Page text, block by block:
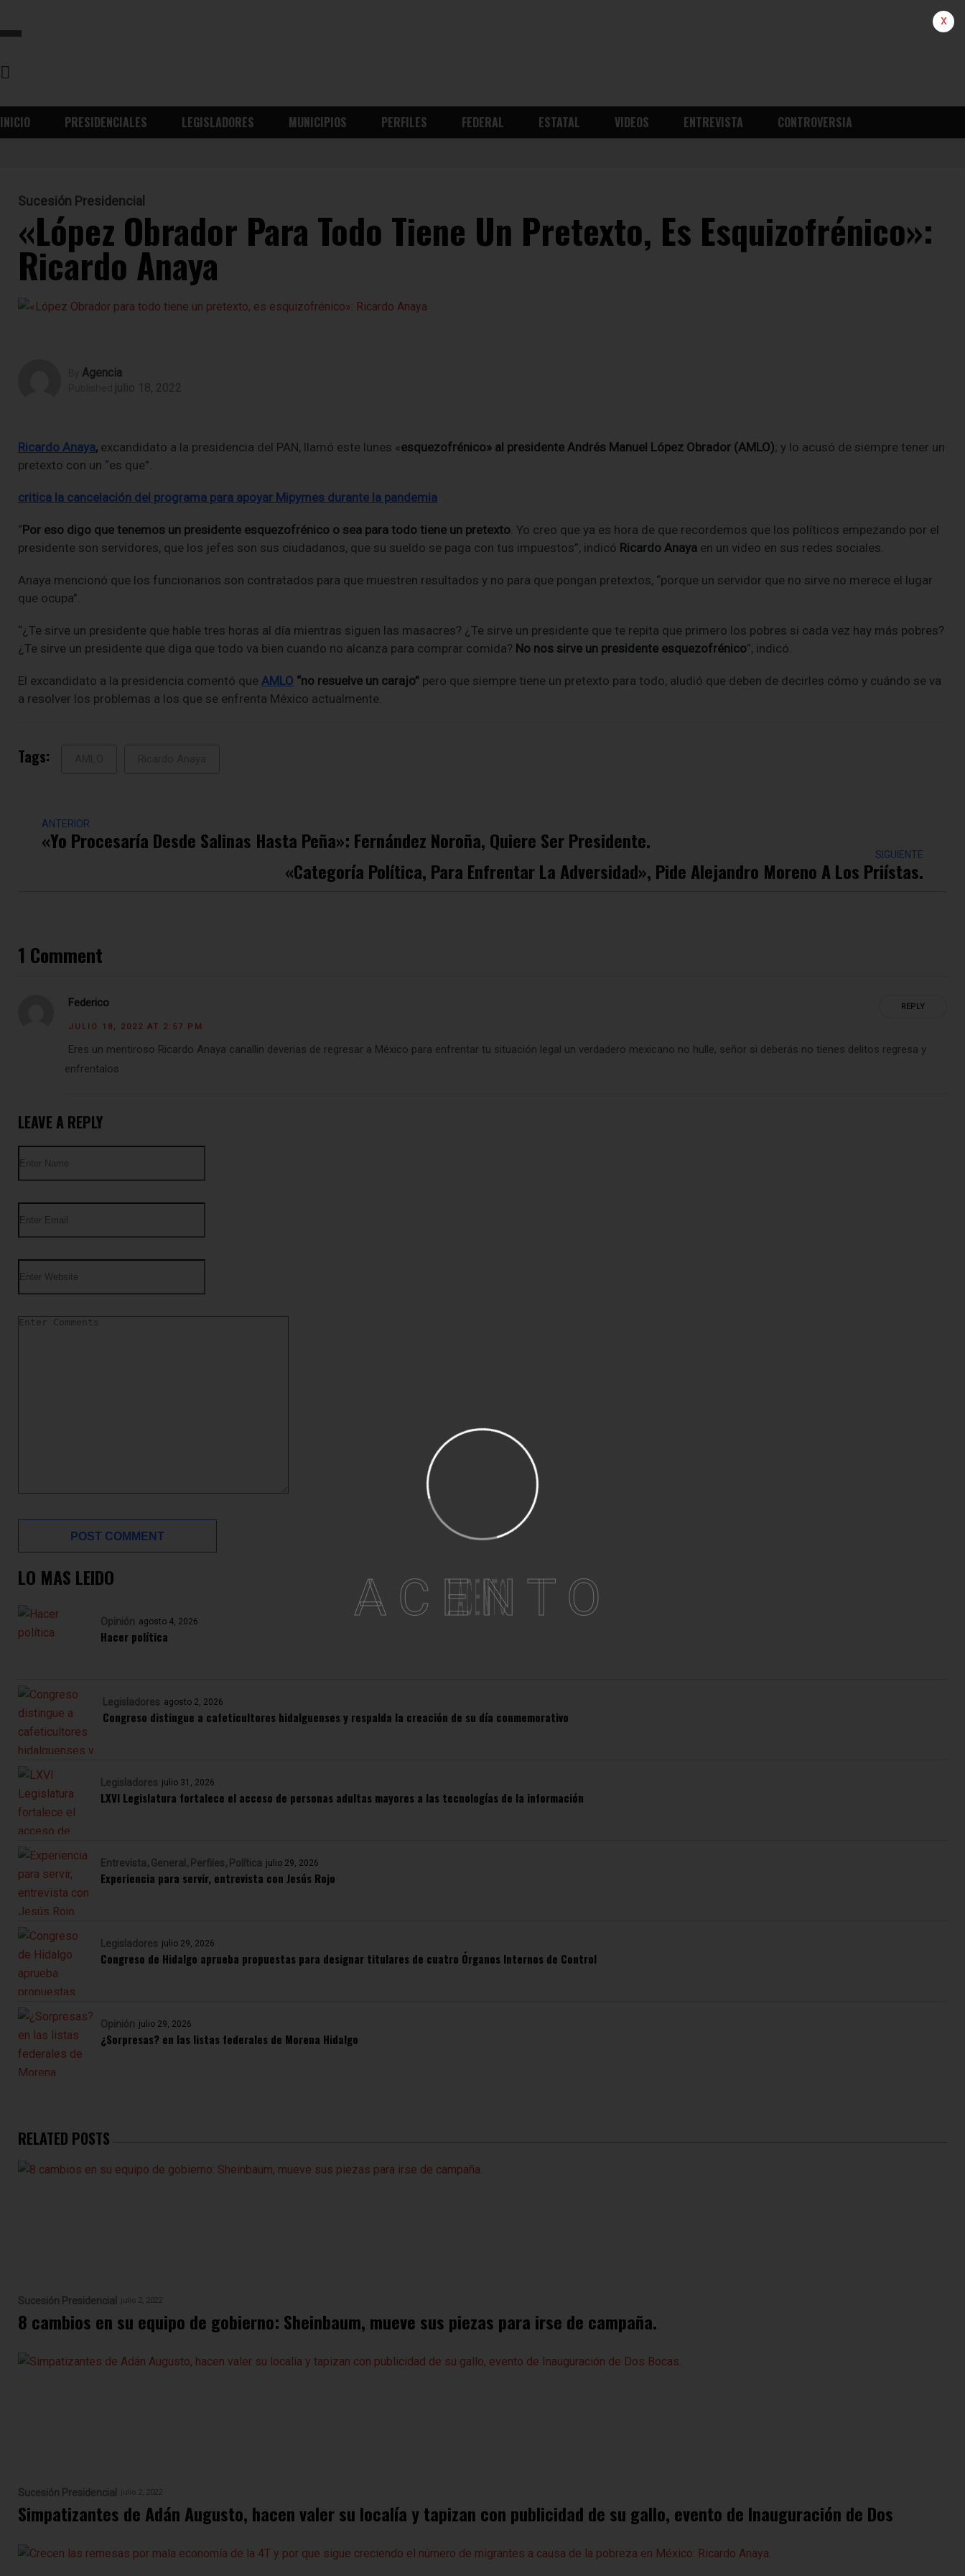
x
ACENTO
INICIO PRESIDENCIALES LEGISLADORES MUNICIPIOS PERFILES FEDERAL ESTATAL VIDEOS ENTREVISTA CONTROVERSIA
Sucesión Presidencial
«López Obrador Para Todo Tiene Un Pretexto, Es Esquizofrénico»:
Ricardo Anaya
Agencia
julio 18, 2022
Ricardo Anaya, excandidato a la presidencia del PAN, llamó este lunes «esquezofrénico» al presidente Andrés Manuel López Obrador (AMLO); y lo acusó de siempre tener un
pretexto con un “es que”.
critica la cancelación del programa para apoyar Mipymes durante la pandemia
“Por eso digo que tenemos un presidente esquezofrénico o sea para todo tiene un pretexto . Yo creo que ya es hora de que recordemos que los políticos empezando por el
presidente son servidores, que los jefes son sus ciudadanos, que su sueldo se paga con tus impuestos”, indicó Ricardo Anaya en un video en sus redes sociales.
Anaya mencionó que los funcionarios son contratados para que muestren resultados y no para que pongan pretextos, “porque un servidor que no sirve no merece el lugar
que ocupa”.
“¿Te sirve un presidente que hable tres horas al día mientras siguen las masacres? ¿Te sirve un presidente que te repita que primero los pobres si cada vez hay más pobres?
¿Te sirve un presidente que diga que todo va bien cuando no alcanza para comprar comida? No nos sirve un presidente esquezofrénico”, indicó.
El excandidato a la presidencia comentó que AMLO “no resuelve un carajo” pero que siempre tiene un pretexto para todo, aludió que deben de decirles cómo y cuándo se va
a resolver los problemas a los que se enfrenta México actualmente.
Tags:
ANTERIOR
«Yo Procesaría Desde Salinas Hasta Peña»: Fernández Noroña, Quiere Ser Presidente.
SIGUIENTE
«Categoría Política, Para Enfrentar La Adversidad», Pide Alejandro Moreno A Los Priístas.
1 Comment
REPLY
Federico
JULIO 18, 2022 AT 2:57 PM
Eres un mentiroso Ricardo Anaya canallin deverias de regresar a México para enfrentar tu situación legal un verdadero mexicano no hulle, señor si deberás no tienes delitos regresa y
enfrentalos
LEAVE A REPLY
LO MAS LEIDO
Opinión agosto 4, 2026
Hacer política
Legisladores agosto 2, 2026
Congreso distingue a cafeticultores hidalguenses y respalda la creación de su día conmemorativo
Legisladores julio 31, 2026
LXVI Legislatura fortalece el acceso de personas adultas mayores a las tecnologías de la información
Entrevista General Perfiles Política julio 29, 2026
Experiencia para servir, entrevista con Jesús Rojo
Legisladores julio 29, 2026
Congreso de Hidalgo aprueba propuestas para designar titulares de cuatro Órganos Internos de Control
Opinión julio 29, 2026
¿Sorpresas? en las listas federales de Morena Hidalgo
RELATED POSTS
Sucesión Presidencial julio 2, 2022
8 cambios en su equipo de gobierno: Sheinbaum, mueve sus piezas para irse de campaña.
Sucesión Presidencial julio 2, 2022
Simpatizantes de Adán Augusto, hacen valer su localía y tapizan con publicidad de su gallo, evento de Inauguración de Dos